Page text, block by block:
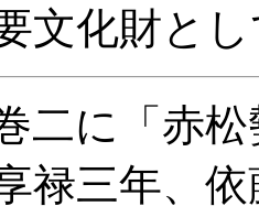
文化財と
二に「赤
禄三年、